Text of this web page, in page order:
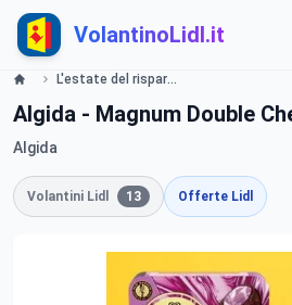
VolantinoLidl.it
L'estate del risparmio Lidl
Algida - Magnum Double
Algida
Volantini Lidl 13 Offerte Lidl